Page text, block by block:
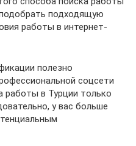
подходящую
работы в интернет-
полезно
соцсети
работы в Турции только
у вас больше